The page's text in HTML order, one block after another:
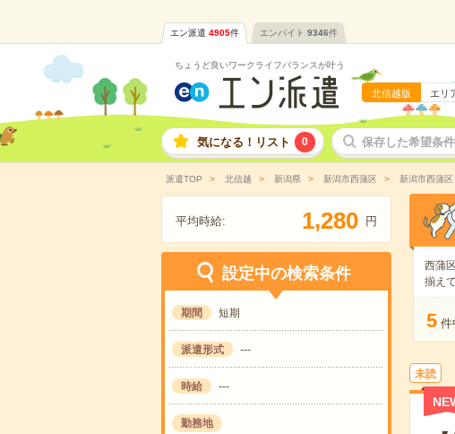
エン派遣 4905件 エンバイト 9346件
ちょうど良いワークライフバランスが叶う
北信越版 エリ
気になる！リスト 0 保存した希望条件
派遣TOP 北信越 新潟県 新潟市西蒲区 新潟市西蒲
平均時給: 1,280 円
設定中の検索条件
期間 短期
派遣形式 ---
時給 ---
勤務地
西蒲
揃え
5 件
未読